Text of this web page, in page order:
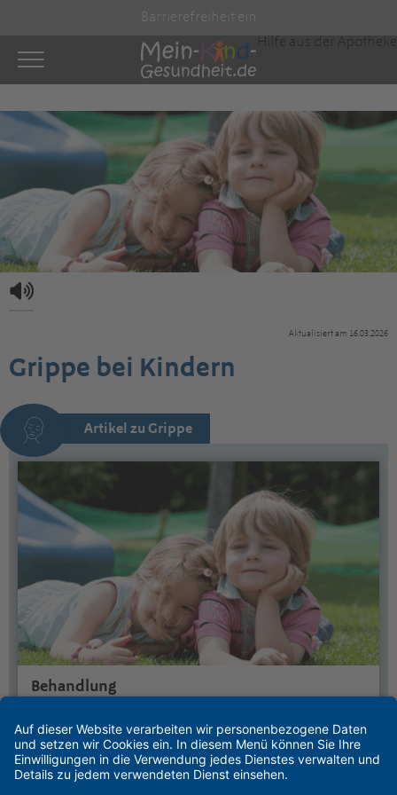
Barrierefreiheit ein
Hilfe aus der Apotheke
Aktualisiert am 16.03.2026
Grippe bei Kindern
Artikel zu Grippe
Behandlung
Was tun bei Grippe bei Kindern? Hier lesen Sie, wie Sie die
Genesung unterstützen, Hausmittel einsetzen und in welchen
Fällen ein Arztbesuch wichtig ist.